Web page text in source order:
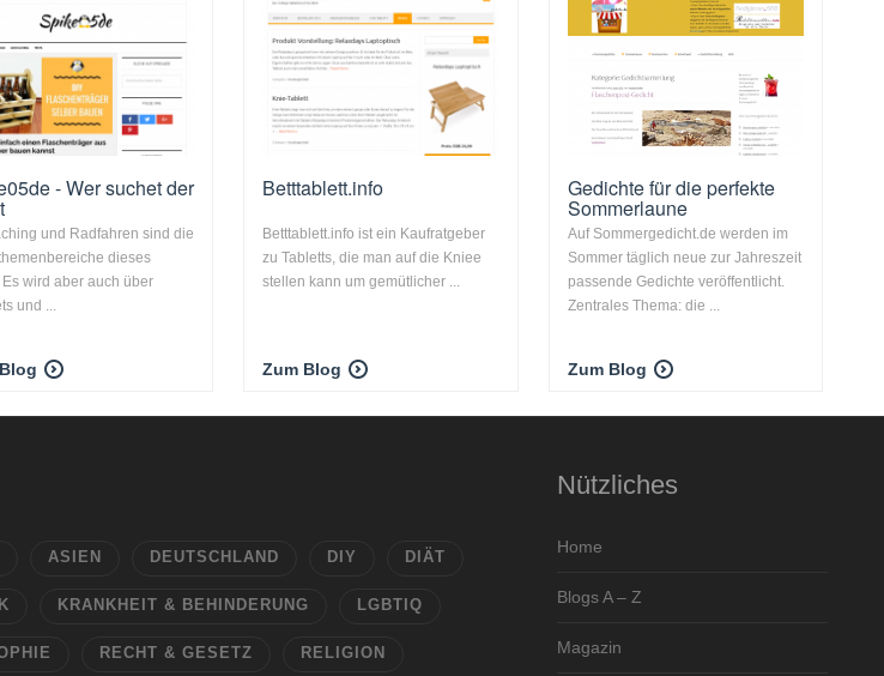
- Wer suchet der
und Radfahren sind die
dieses
Es wird aber auch über
und ...
Betttablett.info
Betttablett.info ist ein Kaufratgeber
zu Tabletts, die man auf die Kniee
stellen kann um gemütlicher ...
Zum Blog
Gedichte für die perfekte
Sommerlaune
Auf Sommergedicht.de werden im
Sommer täglich neue zur Jahreszeit
passende Gedichte veröffentlicht.
Zentrales Thema: die ...
Zum Blog
ASIEN DEUTSCHLAND DIY DIÄT
KRANKHEIT & BEHINDERUNG LGBTIQ
RECHT & GESETZ RELIGION
Nützliches
Home
Blogs A – Z
Magazin